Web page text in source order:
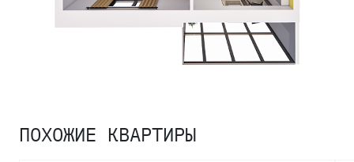
ПОХОЖИЕ КВАРТИРЫ